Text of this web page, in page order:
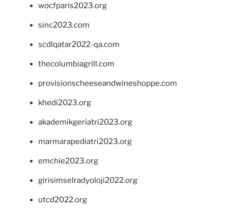
wocfparis2023.org
sinc2023.com
scdlqatar2022-qa.com
thecolumbiagrill.com
provisionscheeseandwineshoppe.com
khedi2023.org
akademikgeriatri2023.org
marmarapediatri2023.org
emchie2023.org
girisimselradyoloji2022.org
utcd2022.org